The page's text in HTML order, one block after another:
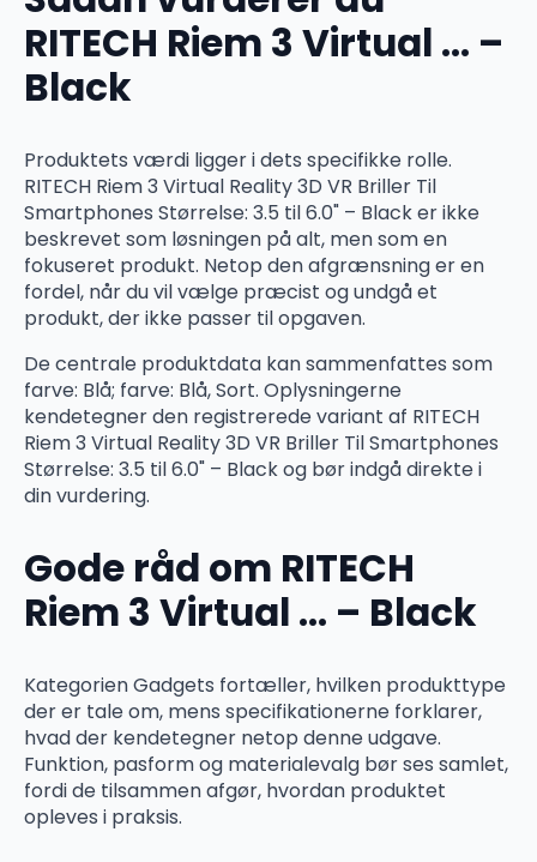
RITECH Riem 3 Virtual … –
Black
Produktets værdi ligger i dets specifikke rolle.
RITECH Riem 3 Virtual Reality 3D VR Briller Til
Smartphones Størrelse: 3.5 til 6.0" – Black er ikke
beskrevet som løsningen på alt, men som en
fokuseret produkt. Netop den afgrænsning er en
fordel, når du vil vælge præcist og undgå et
produkt, der ikke passer til opgaven.
De centrale produktdata kan sammenfattes som
farve: Blå; farve: Blå, Sort. Oplysningerne
kendetegner den registrerede variant af RITECH
Riem 3 Virtual Reality 3D VR Briller Til Smartphones
Størrelse: 3.5 til 6.0" – Black og bør indgå direkte i
din vurdering.
Gode råd om RITECH
Riem 3 Virtual … – Black
Kategorien Gadgets fortæller, hvilken produkttype
der er tale om, mens specifikationerne forklarer,
hvad der kendetegner netop denne udgave.
Funktion, pasform og materialevalg bør ses samlet,
fordi de tilsammen afgør, hvordan produktet
opleves i praksis.